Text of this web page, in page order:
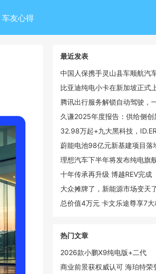
车友心得
最近发表
中国人保携手灵山县车顺航汽
保团购会
比亚迪纯电小卡在新加坡正式
市，乘商市场双线领跑
腾讯出行服务解锁自动驾驶，
呼叫文远知行Robotaxi
久谦2025年度报告：供给侧创
驱动手持智能影像市场倍增，大
以55%份额领跑全球
32.98万起+九大黑科技，
9X开始改合资的剧本了
蔚能电池98亿元新基建项目落
武汉光谷，蔚来加码湖北新能源
局
理想汽车下半年将发布纯电旗
SUV i9 覆盖20-50万元价格带
十年传承再升级 博越REV完成
100℃温差挑战彰显硬核增程
大众摊牌了，新能源市场变天
总价值4万元 卡文乐途尊享7大
热门文章
2026款小鹏X9纯电版+二代
VLA，小鹏真正的“大杀器”
商业前景获权威认可 海珀特荣